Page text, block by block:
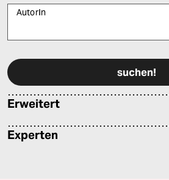
AutorIn
Erweitert
Experten